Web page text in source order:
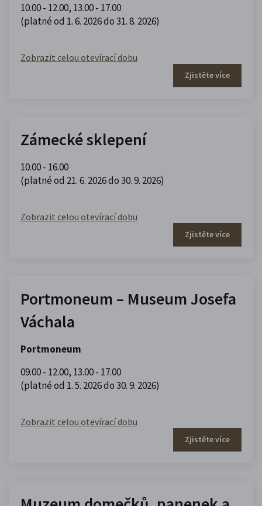
10.00 - 12.00, 13.00 - 17.00
(platné od 1. 6. 2026 do 31. 8. 2026)
Zobrazit celou otevírací dobu
Zjistěte více
Zámecké sklepení
10.00 - 16.00
(platné od 21. 6. 2026 do 30. 9. 2026)
Zobrazit celou otevírací dobu
Zjistěte více
Portmoneum – Museum Josefa
Váchala
Portmoneum
09.00 - 12.00, 13.00 - 17.00
(platné od 1. 5. 2026 do 30. 9. 2026)
Zobrazit celou otevírací dobu
Zjistěte více